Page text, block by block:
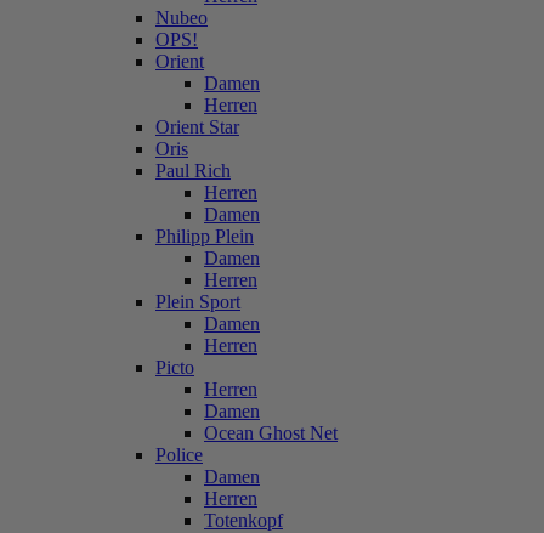
Nubeo
OPS!
Orient
Damen
Herren
Orient Star
Oris
Paul Rich
Herren
Damen
Philipp Plein
Damen
Herren
Plein Sport
Damen
Herren
Picto
Herren
Damen
Ocean Ghost Net
Police
Damen
Herren
Totenkopf